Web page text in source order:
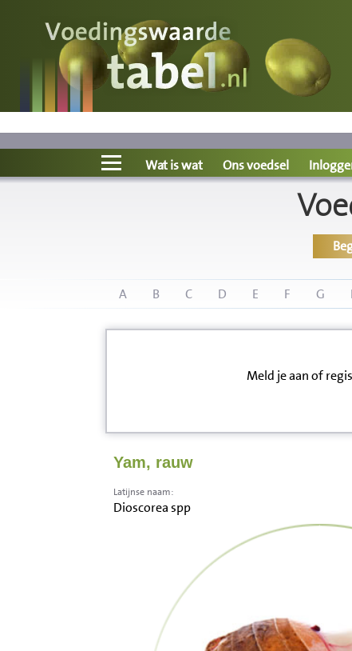
Voedingswaarde
Wat is wat?
Ons voedsel
Wat is wat Ons voedsel
A B C D E F G
Meld je aan of
Yam, rauw
Latijnse naam:
Dioscorea spp